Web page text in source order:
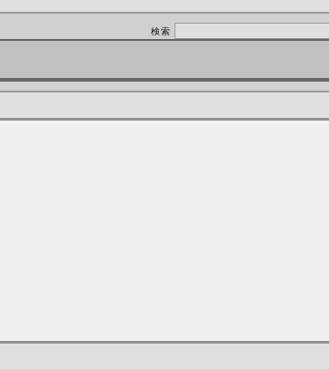
検索